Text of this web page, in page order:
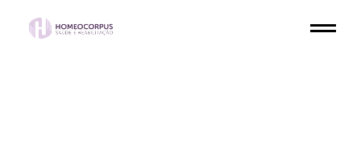
content